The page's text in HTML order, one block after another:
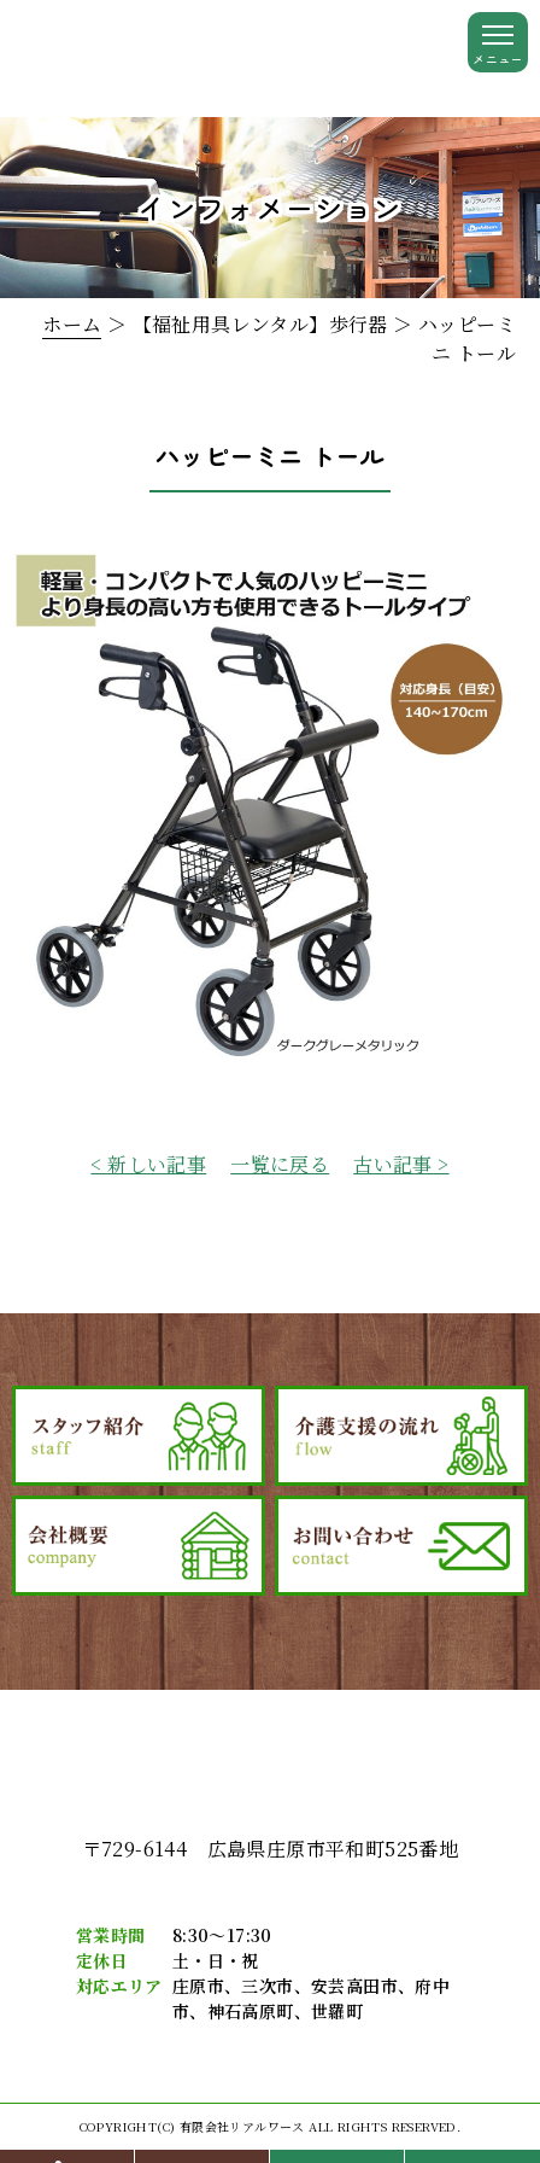
インフォメーション
ホーム ＞ 【福祉用具レンタル】歩行器 ＞ ハッピーミ
ニ トール
ハッピーミニ トール
< 新しい記事 一覧に戻る 古い記事 >
〒729-6144 広島県庄原市平和町525番地
営業時間
8:30～17:30
定休日
土・日・祝
対応エリア 庄原市、三次市、安芸高田市、府中
市、神石高原町、世羅町
COPYRIGHT(C) 有限会社リアルワース ALL RIGHTS RESERVED.